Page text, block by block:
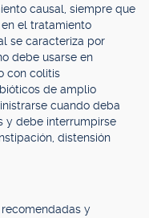
causal, siempre que
el tratamiento
se caracteriza por
debe usarse en
con colitis
de amplio
cuando deba
y debe interrumpirse
distensión
y